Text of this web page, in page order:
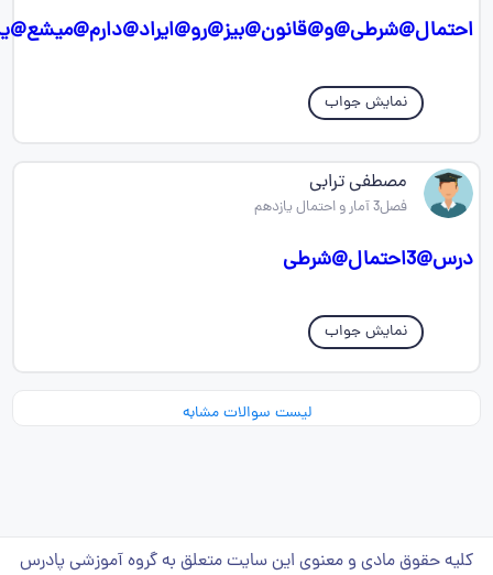
نمایش جواب
مصطفی ترابی
فصل3 آمار و احتمال یازدهم
درس@3احتمال@شرطی
نمایش جواب
لیست سوالات مشابه
کلیه حقوق مادی و معنوی این سایت متعلق به گروه آموزشی پادرس